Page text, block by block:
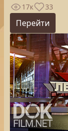
17к 33
Перейти